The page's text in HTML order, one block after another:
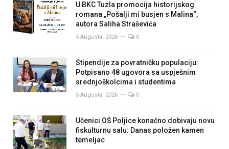
U BKC Tuzla promocija historijskog
romana „Pošalji mi busjen s Malina“,
autora Saliha Straševića
5 Augusta, 2026 0
Stipendije za povratničku populaciju:
Potpisano 48 ugovora sa uspješnim
srednjoškolcima i studentima
5 Augusta, 2026 0
Učenici OŠ Poljice konačno dobivaju novu
fiskulturnu salu: Danas položen kamen
temeljac